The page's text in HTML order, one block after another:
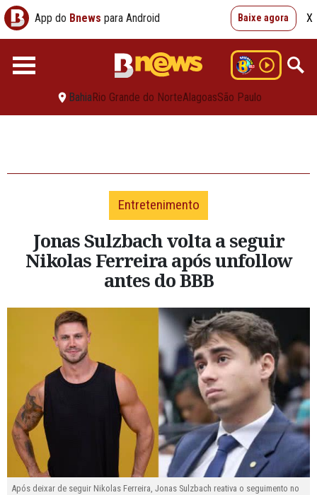
App do Bnews para Android Baixe agora X
BahiaRio Grande do NorteAlagoasSão Paulo
Entretenimento
Jonas Sulzbach volta a seguir
Nikolas Ferreira após unfollow
antes do BBB
Após deixar de seguir Nikolas Ferreira, Jonas Sulzbach reativa o seguimento no